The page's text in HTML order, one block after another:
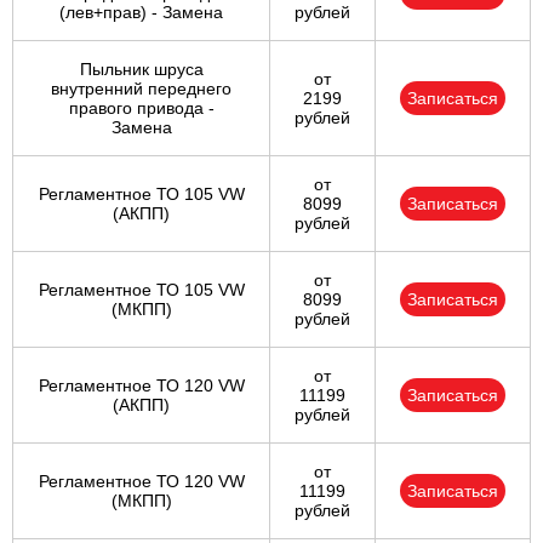
(лев+прав) - Замена
рублей
Пыльник шруса
внутренний переднего
правого привода -
Замена
от
2199
рублей
Записаться
Регламентное ТО 105 VW
(АКПП)
от
8099
рублей
Записаться
Регламентное ТО 105 VW
(МКПП)
от
8099
рублей
Записаться
Регламентное ТО 120 VW
(АКПП)
от
11199
рублей
Записаться
Регламентное ТО 120 VW
(МКПП)
от
11199
рублей
Записаться